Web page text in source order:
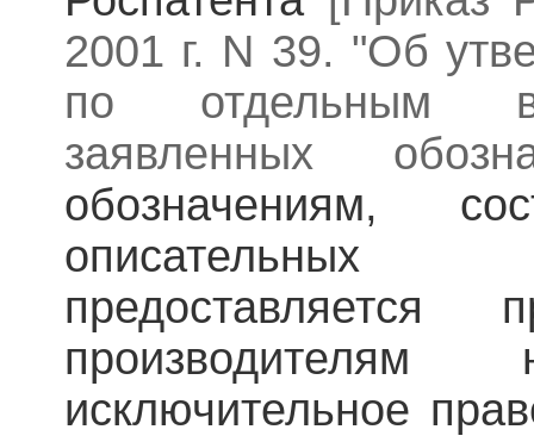
2001 г. N 39. "Об
по отдельным
заявленных
обозначениям,
производителям
исключительное